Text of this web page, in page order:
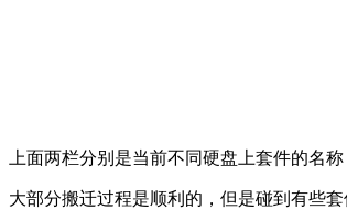
上面两栏分别是当前不同硬盘上套件的名
大部分搬迁过程是顺利的，但是碰到有些